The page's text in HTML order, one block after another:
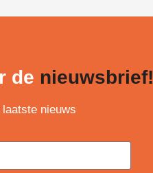
de nieuwsbrief!
nieuws